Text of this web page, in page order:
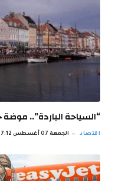
“السياحة الباردة”..
اقتصاد الجمعة 07 أغسطس 7:12 ص